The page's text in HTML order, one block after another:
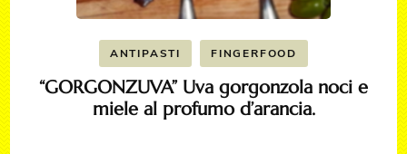
ANTIPASTI FINGERFOOD
“GORGONZUVA” Uva gorgonzola noci e
miele al profumo d’arancia.